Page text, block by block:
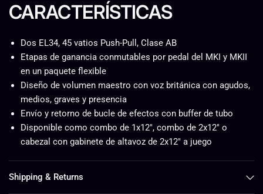
CARACTERÍSTICAS
Dos EL34, 45 vatios Push-Pull, Clase AB
Etapas de ganancia conmutables por pedal del MKI y MKII
en un paquete flexible
Diseño de volumen maestro con voz británica con agudos,
medios, graves y presencia
Envío y retorno de bucle de efectos con buffer de tubo
Disponible como combo de 1x12", combo de 2x12" o
cabezal con gabinete de altavoz de 2x12" a juego
Shipping & Returns